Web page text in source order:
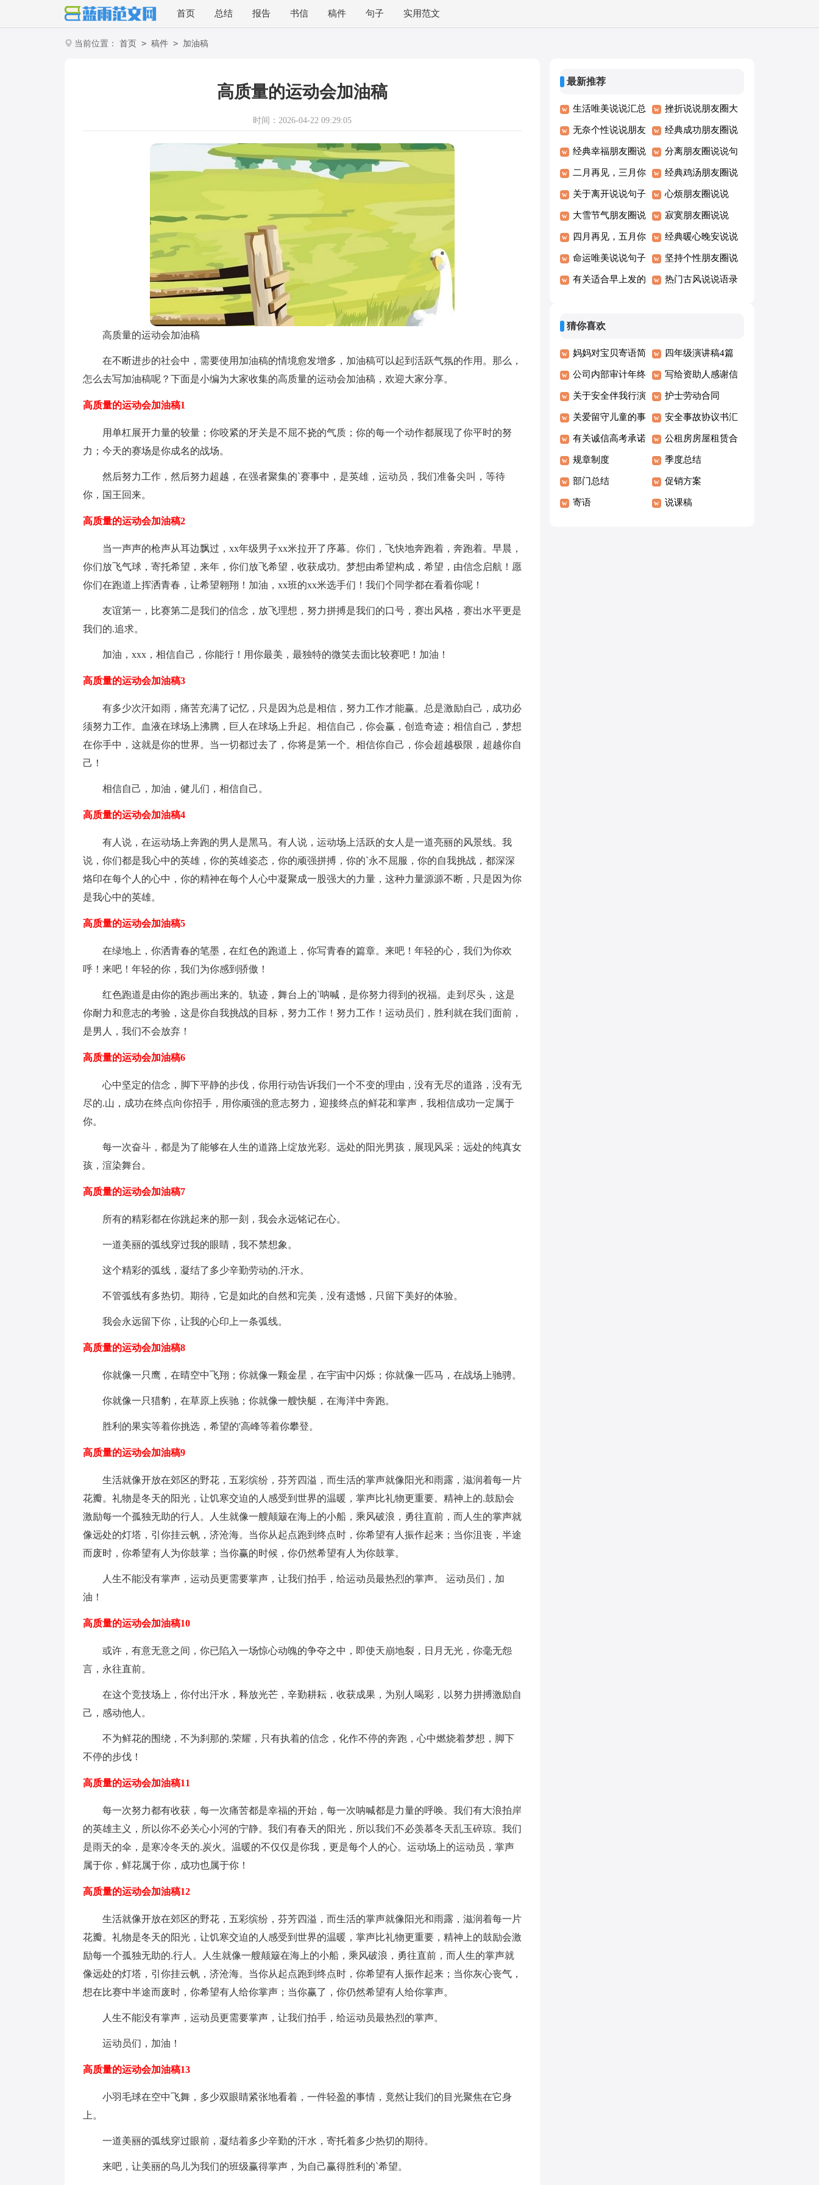
首页 总结 报告 书信 稿件 句子 实用范文
当前位置： 首页 > 稿件 > 加油稿
高质量的运动会加油稿
时间：2026-04-22 09:29:05
高质量的运动会加油稿
在不断进步的社会中，需要使用加油稿的情境愈发增多，加油稿可以起到活跃气氛的作用。那么，
怎么去写加油稿呢？下面是小编为大家收集的高质量的运动会加油稿，欢迎大家分享。
高质量的运动会加油稿1
用单杠展开力量的较量；你咬紧的牙关是不屈不挠的气质；你的每一个动作都展现了你平时的努
力；今天的赛场是你成名的战场。
然后努力工作，然后努力超越，在强者聚集的`赛事中，是英雄，运动员，我们准备尖叫，等待
你，国王回来。
高质量的运动会加油稿2
当一声声的枪声从耳边飘过，xx年级男子xx米拉开了序幕。你们，飞快地奔跑着，奔跑着。早晨，
你们放飞气球，寄托希望，来年，你们放飞希望，收获成功。梦想由希望构成，希望，由信念启航！愿
你们在跑道上挥洒青春，让希望翱翔！加油，xx班的xx米选手们！我们个同学都在看着你呢！
友谊第一，比赛第二是我们的信念，放飞理想，努力拼搏是我们的口号，赛出风格，赛出水平更是
我们的.追求。
加油，xxx，相信自己，你能行！用你最美，最独特的微笑去面比较赛吧！加油！
高质量的运动会加油稿3
有多少次汗如雨，痛苦充满了记忆，只是因为总是相信，努力工作才能赢。总是激励自己，成功必
须努力工作。血液在球场上沸腾，巨人在球场上升起。相信自己，你会赢，创造奇迹；相信自己，梦想
在你手中，这就是你的世界。当一切都过去了，你将是第一个。相信你自己，你会超越极限，超越你自
己！
相信自己，加油，健儿们，相信自己。
高质量的运动会加油稿4
有人说，在运动场上奔跑的男人是黑马。有人说，运动场上活跃的女人是一道亮丽的风景线。我
说，你们都是我心中的英雄，你的英雄姿态，你的顽强拼搏，你的`永不屈服，你的自我挑战，都深深
烙印在每个人的心中，你的精神在每个人心中凝聚成一股强大的力量，这种力量源源不断，只是因为你
是我心中的英雄。
高质量的运动会加油稿5
在绿地上，你洒青春的笔墨，在红色的跑道上，你写青春的篇章。来吧！年轻的心，我们为你欢
呼！来吧！年轻的你，我们为你感到骄傲！
红色跑道是由你的跑步画出来的。轨迹，舞台上的`呐喊，是你努力得到的祝福。走到尽头，这是
你耐力和意志的考验，这是你自我挑战的目标，努力工作！努力工作！运动员们，胜利就在我们面前，
是男人，我们不会放弃！
高质量的运动会加油稿6
心中坚定的信念，脚下平静的步伐，你用行动告诉我们一个不变的理由，没有无尽的道路，没有无
尽的.山，成功在终点向你招手，用你顽强的意志努力，迎接终点的鲜花和掌声，我相信成功一定属于
你。
每一次奋斗，都是为了能够在人生的道路上绽放光彩。远处的阳光男孩，展现风采；远处的纯真女
孩，渲染舞台。
高质量的运动会加油稿7
所有的精彩都在你跳起来的那一刻，我会永远铭记在心。
一道美丽的弧线穿过我的眼睛，我不禁想象。
这个精彩的弧线，凝结了多少辛勤劳动的.汗水。
不管弧线有多热切。期待，它是如此的自然和完美，没有遗憾，只留下美好的体验。
我会永远留下你，让我的心印上一条弧线。
高质量的运动会加油稿8
你就像一只鹰，在晴空中飞翔；你就像一颗金星，在宇宙中闪烁；你就像一匹马，在战场上驰骋。
你就像一只猎豹，在草原上疾驰；你就像一艘快艇，在海洋中奔跑。
胜利的果实等着你挑选，希望的'高峰等着你攀登。
高质量的运动会加油稿9
生活就像开放在郊区的野花，五彩缤纷，芬芳四溢，而生活的掌声就像阳光和雨露，滋润着每一片
花瓣。礼物是冬天的阳光，让饥寒交迫的人感受到世界的温暖，掌声比礼物更重要。精神上的.鼓励会
激励每一个孤独无助的行人。人生就像一艘颠簸在海上的小船，乘风破浪，勇往直前，而人生的掌声就
像远处的灯塔，引你挂云帆，济沧海。当你从起点跑到终点时，你希望有人振作起来；当你沮丧，半途
而废时，你希望有人为你鼓掌；当你赢的时候，你仍然希望有人为你鼓掌。
人生不能没有掌声，运动员更需要掌声，让我们拍手，给运动员最热烈的掌声。 运动员们，加
油！
高质量的运动会加油稿10
或许，有意无意之间，你已陷入一场惊心动魄的争夺之中，即使天崩地裂，日月无光，你毫无怨
言，永往直前。
在这个竞技场上，你付出汗水，释放光芒，辛勤耕耘，收获成果，为别人喝彩，以努力拼搏激励自
己，感动他人。
不为鲜花的围绕，不为刹那的.荣耀，只有执着的信念，化作不停的奔跑，心中燃烧着梦想，脚下
不停的步伐！
高质量的运动会加油稿11
每一次努力都有收获，每一次痛苦都是幸福的开始，每一次呐喊都是力量的呼唤。我们有大浪拍岸
的英雄主义，所以你不必关心小河的宁静。我们有春天的阳光，所以我们不必羡慕冬天乱玉碎琼。我们
是雨天的伞，是寒冷冬天的.炭火。温暖的不仅仅是你我，更是每个人的心。运动场上的运动员，掌声
属于你，鲜花属于你，成功也属于你！
高质量的运动会加油稿12
生活就像开放在郊区的野花，五彩缤纷，芬芳四溢，而生活的掌声就像阳光和雨露，滋润着每一片
花瓣。礼物是冬天的阳光，让饥寒交迫的人感受到世界的温暖，掌声比礼物更重要，精神上的鼓励会激
励每一个孤独无助的.行人。人生就像一艘颠簸在海上的小船，乘风破浪，勇往直前，而人生的掌声就
像远处的灯塔，引你挂云帆，济沧海。当你从起点跑到终点时，你希望有人振作起来；当你灰心丧气，
想在比赛中半途而废时，你希望有人给你掌声；当你赢了，你仍然希望有人给你掌声。
人生不能没有掌声，运动员更需要掌声，让我们拍手，给运动员最热烈的掌声。
运动员们，加油！
高质量的运动会加油稿13
小羽毛球在空中飞舞，多少双眼睛紧张地看着，一件轻盈的事情，竟然让我们的目光聚焦在它身
上。
一道美丽的弧线穿过眼前，凝结着多少辛勤的汗水，寄托着多少热切的期待。
来吧，让美丽的鸟儿为我们的班级赢得掌声，为自己赢得胜利的`希望。
最新推荐
生活唯美说说汇总
（通用70句）
挫折说说朋友圈大
全（通用60句）
无奈个性说说朋友
圈50句
经典成功朋友圈说
说大全（通用80
句）
经典幸福朋友圈说
说110句
分离朋友圈说说句
子（精选40句）
二月再见，三月你
好个性句子说说30
句精选
经典鸡汤朋友圈说
说句子（精选50
句）
关于离开说说句子
大全（精选100
句）
心烦朋友圈说说
（精选50句）
大雪节气朋友圈说
说30句精选
寂寞朋友圈说说
（精选30句）
四月再见，五月你
好唯美说说大全60
句
经典暖心晚安说说
175句
命运唯美说说句子
汇总60句精选
坚持个性朋友圈说
说句子40句精选
有关适合早上发的
摘录41条
热门古风说说语录
猜你喜欢
妈妈对宝贝寄语简
短
四年级演讲稿4篇
公司内部审计年终
工作总结
写给资助人感谢信
关于安全伴我行演
讲稿
护士劳动合同
关爱留守儿童的事
迹材料
安全事故协议书汇
总六篇
有关诚信高考承诺
书（通用6篇）
公租房房屋租赁合
同
规章制度 季度总结
部门总结 促销方案
寄语 说课稿